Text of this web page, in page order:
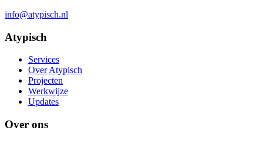
info@atypisch.nl
Atypisch
Services
Over Atypisch
Projecten
Werkwijze
Updates
Over ons